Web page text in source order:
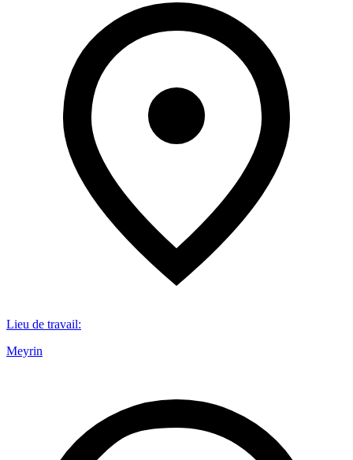
Lieu de travail:
Meyrin